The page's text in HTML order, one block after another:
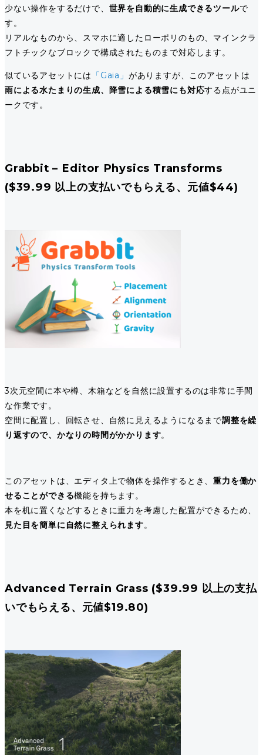
少ない操作をするだけで、 世界を自動的に生成できるツールで
す。
リアルなものから、スマホに適したローポリのもの、マインクラ
フトチックなブロックで構成されたものまで対応します。
似ているアセットには 「Gaia」 がありますが、このアセットは
雨による水たまりの生成、降雪による積雪にも対応する点がユニ
ークです。
Grabbit – Editor Physics Transforms
($39.99 以上の支払いでもらえる、元値$44)
3次元空間に本や樽、木箱などを自然に設置するのは非常に手間
な作業です。
空間に配置し、回転させ、自然に見えるようになるまで調整を繰
り返すので、かなりの時間がかかります。
このアセットは、エディタ上で物体を操作するとき、重力を働か
せることができる機能を持ちます。
本を机に置くなどするときに重力を考慮した配置ができるため、
見た目を簡単に自然に整えられます。
Advanced Terrain Grass ($39.99 以上の支払
いでもらえる、元値$19.80)